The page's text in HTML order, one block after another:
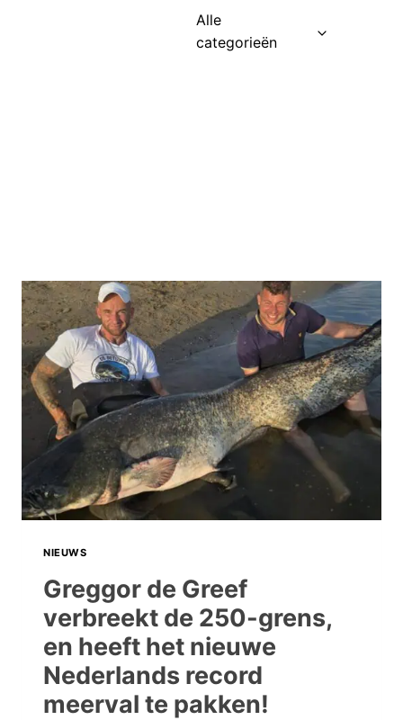
Alle
categorieën
NIEUWS
Greggor de Greef
verbreekt de 250-grens,
en heeft het nieuwe
Nederlands record
meerval te pakken!